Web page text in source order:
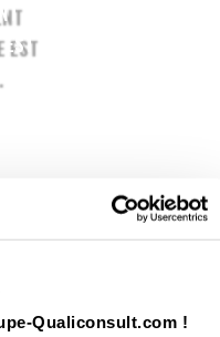
Qualiconsult.com !
EST